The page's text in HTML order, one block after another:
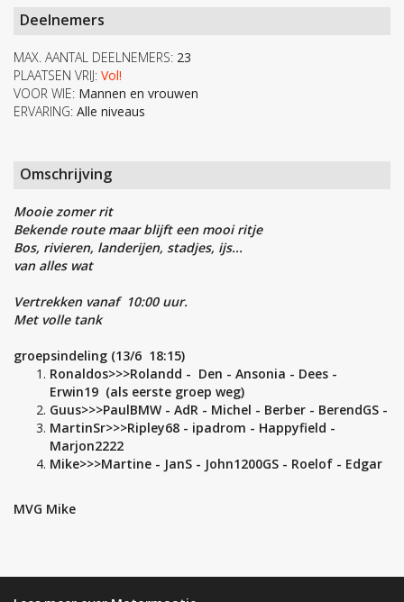
Deelnemers
MAX. AANTAL DEELNEMERS: 23
PLAATSEN VRIJ: Vol!
VOOR WIE: Mannen en vrouwen
ERVARING: Alle niveaus
Omschrijving
Mooie zomer rit
Bekende route maar blijft een mooi ritje
Bos, rivieren, landerijen, stadjes, ijs...
van alles wat
Vertrekken vanaf 10:00 uur.
Met volle tank
groepsindeling (13/6 18:15)
Ronaldos>>>Rolandd - Den - Ansonia - Dees -
Erwin19 (als eerste groep weg)
Guus>>>PaulBMW - AdR - Michel - Berber - BerendGS -
MartinSr>>>Ripley68 - ipadrom - Happyfield -
Marjon2222
Mike>>>Martine - JanS - John1200GS - Roelof - Edgar
MVG Mike